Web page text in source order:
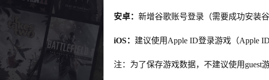
安卓： 新增谷歌账号登录（需要成功安装
iOS： 建议使用Apple ID登录游戏（Apple ID
注：为了保存游戏数据，不建议使用guest